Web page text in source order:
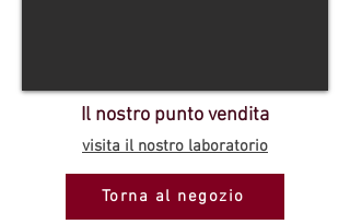
Il nostro punto vendita
visita il nostro laboratorio
Torna al negozio